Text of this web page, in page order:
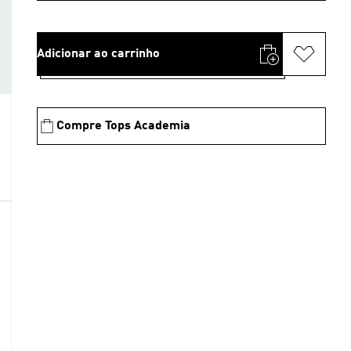
Adicionar ao carrinho
Compre Tops Academia